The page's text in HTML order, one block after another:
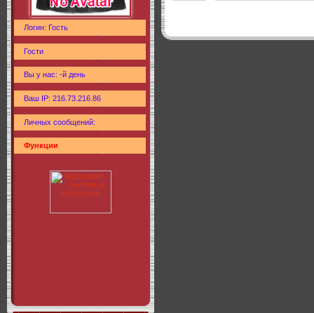
Логин: Гость
Гости
Вы у нас: -й день
Ваш IP: 216.73.216.86
Личных сообщений:
Функции